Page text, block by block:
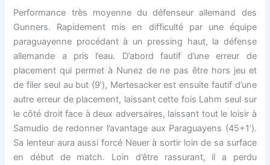
Performance très moyenne du défenseur allemand des
Gunners. Rapidement mis en difficulté par une équipe
paraguayenne procédant à un pressing haut, la défense
allemande a pris l’eau. D’abord fautif d’une erreur de
placement qui permet à Nunez de ne pas être hors jeu et
de filer seul au but (9’), Mertesacker est ensuite fautif d’une
autre erreur de placement, laissant cette fois Lahm seul sur
le côté droit face à deux adversaires, laissant tout le loisir à
Samudio de redonner l’avantage aux Paraguayens (45+1’).
Sa lenteur aura aussi forcé Neuer à sortir loin de sa surface
en début de match. Loin d’être rassurant, il a perdu